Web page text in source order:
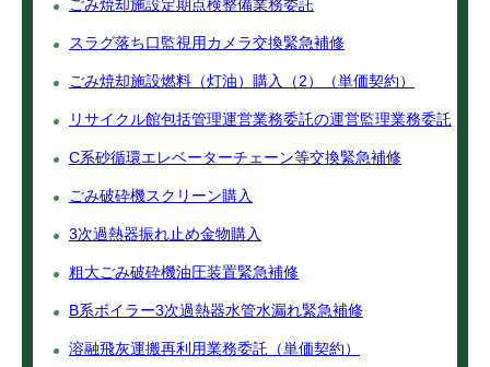
ごみ焼却施設定期点検整備業務委託
スラグ落ち口監視用カメラ交換緊急補修
ごみ焼却施設燃料（灯油）購入（2）（単価契約）
リサイクル館包括管理運営業務委託の運営監理業務委託
C系砂循環エレベーターチェーン等交換緊急補修
ごみ破砕機スクリーン購入
3次過熱器振れ止め金物購入
粗大ごみ破砕機油圧装置緊急補修
B系ボイラー3次過熱器水管水漏れ緊急補修
溶融飛灰運搬再利用業務委託（単価契約）